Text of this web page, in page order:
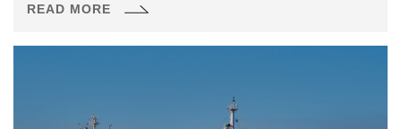
中得知接下來程序進行的時間，一起來看看吧！
READ MORE